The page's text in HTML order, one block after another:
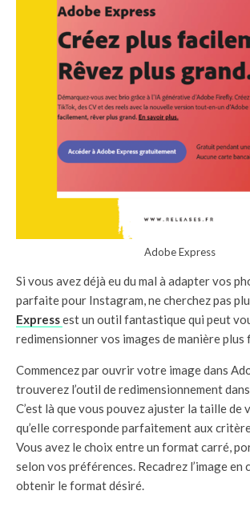
Adobe Express
Si vous avez déjà eu du mal à adapter vos
parfaite pour Instagram, ne cherchez pas
Expressest un outil fantastique qui peut
redimensionner vos images de manière
Commencez par ouvrir votre image dans
trouverez l’outil de redimensionnement
C’est là que vous pouvez ajuster la taille de
qu’elle corresponde parfaitement aux
Vous avez le choix entre un format carré,
selon vos préférences. Recadrez l’image en
obtenir le format désiré.